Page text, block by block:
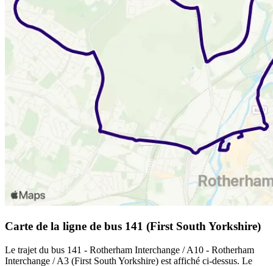
Carte de la ligne de bus 141 (First South Yorkshire)
Le trajet du bus 141 - Rotherham Interchange / A10 - Rotherham
Interchange / A3 (First South Yorkshire) est affiché ci-dessus. Le